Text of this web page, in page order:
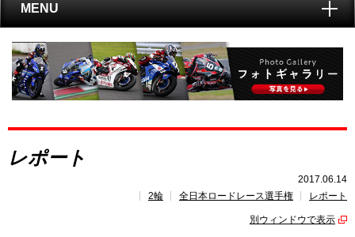
MENU
トップ
全日本ロードレース選手権とは?
レポート
速報
レポート
2017.06.14
2輪
全日本ロードレース選手権 レポート
別ウィンドウで表示